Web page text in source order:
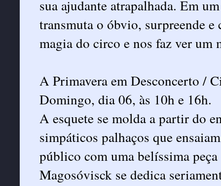
sua ajudante atrapalhada. Em
transmuta o óbvio, surpreende e
magia do circo e nos faz ver um
A Primavera em Desconcerto /
Domingo, dia 06, às 10h e 16h.
A esquete se molda a partir do
simpáticos palhaços que
público com uma belíssima
Magosóvisck se dedica